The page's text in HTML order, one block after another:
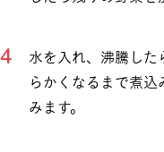
水を入れ、沸騰した
らかくなるまで煮込
みます。